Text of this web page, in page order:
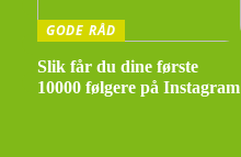
GODE RÅD
Slik får du dine første
10000 følgere på Instagram